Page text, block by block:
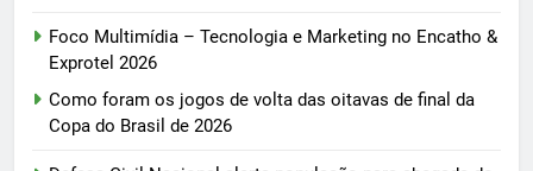
Foco Multimídia – Tecnologia e Marketing no Encatho &
Exprotel 2026
Como foram os jogos de volta das oitavas de final da
Copa do Brasil de 2026